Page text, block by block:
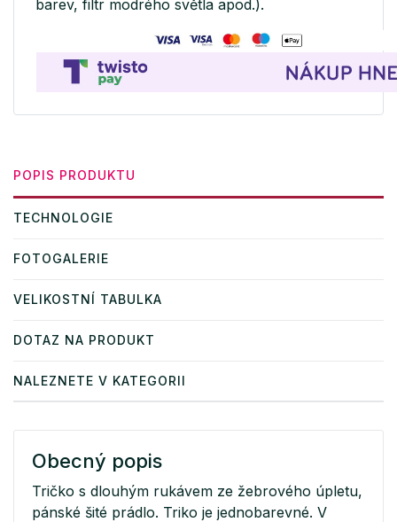
barev, filtr modrého světla apod.).
POPIS PRODUKTU
TECHNOLOGIE
FOTOGALERIE
VELIKOSTNÍ TABULKA
DOTAZ NA PRODUKT
NALEZNETE V KATEGORII
Obecný popis
Tričko s dlouhým rukávem ze žebrového úpletu,
pánské šité prádlo. Triko je jednobarevné. V